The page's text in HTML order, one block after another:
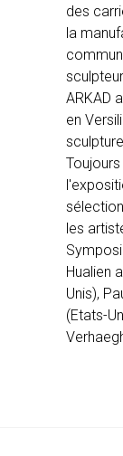
des
la
ARKAD
en
les
Hualien
Unis),
(Etats-